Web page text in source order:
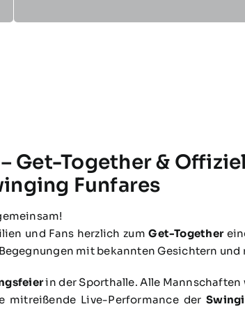
Get-Together &
Funfares
und Fans herzlich zumGet-Together
mit bekannten Gesichtern und
in der Sporthalle. Alle Mannschaften
mitreißende Live-Performance der